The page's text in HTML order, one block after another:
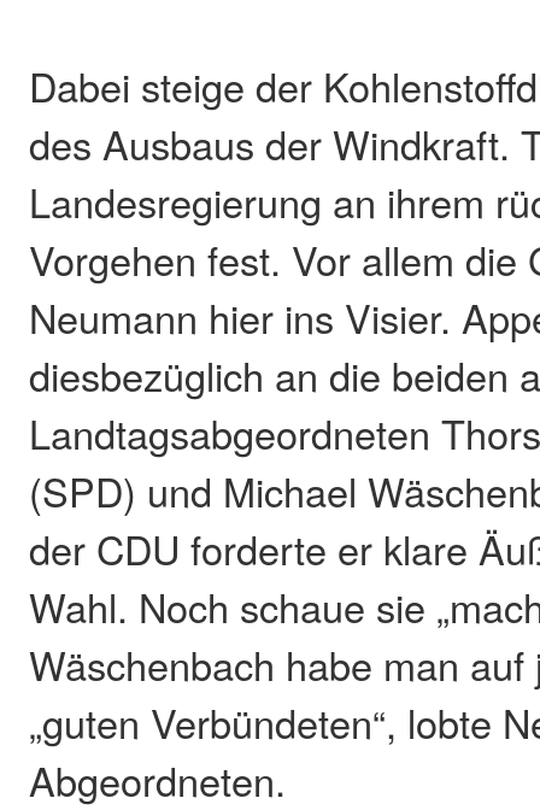
Dabei steige der
des Ausbaus der Windkraft.
Landesregierung an ihrem
Vorgehen fest. Vor allem die
Neumann hier ins Visier.
diesbezüglich an die beiden
Landtagsabgeordneten
(SPD) und Michael
der CDU forderte er klare
Wahl. Noch schaue sie
Wäschenbach habe man
„guten Verbündeten“, lobte
Abgeordneten.